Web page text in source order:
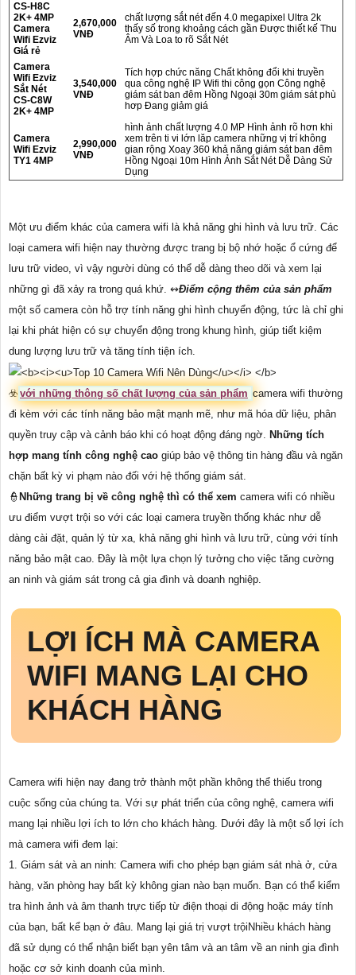
CS-H8C
2K+ 4MP
Camera
Wifi Ezviz
Giá rẻ
2,670,000
VNĐ
chất lượng sắt nét đến 4.0 megapixel Ultra 2k
thấy số trong khoảng cách gần Được thiết kế Thu
Âm Và Loa to rõ Sắt Nét
Camera
Wifi Ezviz
Sắt Nét
CS-C8W
2K+ 4MP
3,540,000
VNĐ
Tích hợp chức năng Chất không đổi khi truyền
qua công nghệ IP Wifi thi công gọn Công nghệ
giám sát ban đêm Hồng Ngoại 30m giám sát phù
hơp Đang giảm giá
Camera
Wifi Ezviz
TY1 4MP
2,990,000
VNĐ
hình ảnh chất lượng 4.0 MP Hình ảnh rõ hơn khi
xem trên ti vi lớn lăp camera những vị trí không
gian rộng Xoay 360 khả năng giám sát ban đêm
Hồng Ngoại 10m Hình Ảnh Sắt Nét Dễ Dàng Sử
Dụng
Một ưu điểm khác của camera wifi là khả năng ghi hình và lưu trữ. Các
loại camera wifi hiện nay thường được trang bị bộ nhớ hoặc ổ cứng để
lưu trữ video, vì vậy người dùng có thể dễ dàng theo dõi và xem lại
những gì đã xảy ra trong quá khứ. ↭Điểm cộng thêm của sản phẩm
một số camera còn hỗ trợ tính năng ghi hình chuyển động, tức là chỉ ghi
lại khi phát hiện có sự chuyển động trong khung hình, giúp tiết kiệm
dung lượng lưu trữ và tăng tính tiện ích.
☣️ với những thông số chất lượng của sản phẩm camera wifi thường
đi kèm với các tính năng bảo mật mạnh mẽ, như mã hóa dữ liệu, phân
quyền truy cập và cảnh báo khi có hoạt động đáng ngờ. Những tích
hợp mang tính công nghệ cao giúp bảo vệ thông tin hàng đầu và ngăn
chặn bất kỳ vi phạm nào đối với hệ thống giám sát.
👮Những trang bị về công nghệ thì có thể xem camera wifi có nhiều
ưu điểm vượt trội so với các loại camera truyền thống khác như dễ
dàng cài đặt, quản lý từ xa, khả năng ghi hình và lưu trữ, cùng với tính
năng bảo mật cao. Đây là một lựa chọn lý tưởng cho việc tăng cường
an ninh và giám sát trong cả gia đình và doanh nghiệp.
LỢI ÍCH MÀ CAMERA
WIFI MANG LẠI CHO
KHÁCH HÀNG
Camera wifi hiện nay đang trở thành một phần không thể thiếu trong
cuộc sống của chúng ta. Với sự phát triển của công nghệ, camera wifi
mang lại nhiều lợi ích to lớn cho khách hàng. Dưới đây là một số lợi ích
mà camera wifi đem lại:
1. Giám sát và an ninh: Camera wifi cho phép bạn giám sát nhà ở, cửa
hàng, văn phòng hay bất kỳ không gian nào bạn muốn. Bạn có thể kiểm
tra hình ảnh và âm thanh trực tiếp từ điện thoại di động hoặc máy tính
của bạn, bất kể bạn ở đâu. Mang lại giá trị vượt trộiNhiều khách hàng
đã sử dụng có thể nhận biết bạn yên tâm và an tâm về an ninh gia đình
hoặc cơ sở kinh doanh của mình.